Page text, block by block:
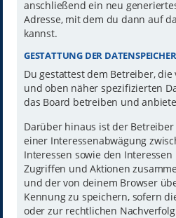
anschließend ein neu
Adresse, mit dem du dann auf
kannst.
GESTATTUNG DER
Du gestattest dem Betreiber,
und oben näher spezifizierten
das Board betreiben und
Darüber hinaus ist der
einer Interessenabwägung
Interessen sowie den
Zugriffen und Aktionen
und der von deinem Browser
Kennung zu speichern, sofern
oder zur rechtlichen